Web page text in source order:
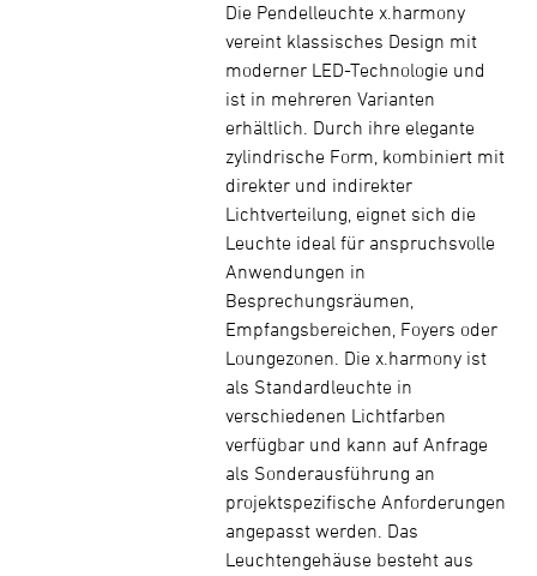
Die Pendelleuchte x.harmony
vereint klassisches Design mit
moderner LED-Technologie und
ist in mehreren Varianten
erhältlich. Durch ihre elegante
zylindrische Form, kombiniert mit
direkter und indirekter
Lichtverteilung, eignet sich die
Leuchte ideal für anspruchsvolle
Anwendungen in
Besprechungsräumen,
Empfangsbereichen, Foyers oder
Loungezonen. Die x.harmony ist
als Standardleuchte in
verschiedenen Lichtfarben
verfügbar und kann auf Anfrage
als Sonderausführung an
projektspezifische Anforderungen
angepasst werden. Das
Leuchtengehäuse besteht aus